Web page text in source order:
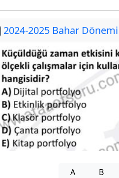
2024-2025 Bahar Dönemi
A B